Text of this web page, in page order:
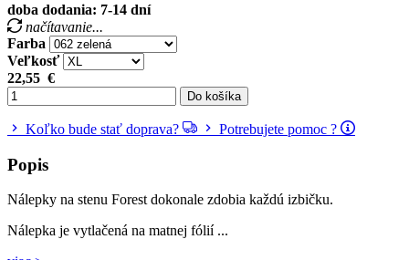
doba dodania: 7-14 dní
načítavanie...
Farba
Veľkosť
22,55 €
Do košíka
Koľko bude stať doprava? Potrebujete pomoc ?
Popis
Nálepky na stenu Forest dokonale zdobia každú izbičku.
Nálepka je vytlačená na matnej fólií ...